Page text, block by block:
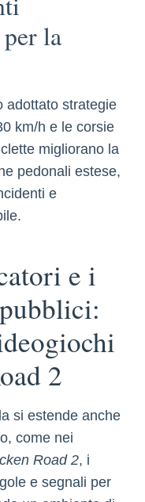
la
adottato strategie
km/h e le corsie
migliorano la
pedonali estese,
e
e i
2
si estende anche
come nei
Road 2, i
e segnali per